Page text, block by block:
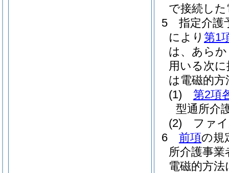
で接続し
5
指定介護
により 第1
は、あら
用いる次
は電磁的
(1)
第2項
型通所介
(2)
ファ
6
前項の規
所介護事
電磁的方